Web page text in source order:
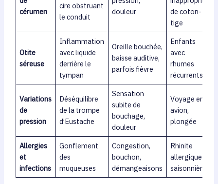
cérumen
cire obstruant
le conduit
douleur
de coton-
tige
Otite
séreuse
Inflammation
avec liquide
derrière le
tympan
Oreille bouchée,
baisse auditive,
parfois fièvre
Enfants
avec
rhumes
récurrents
Variations
de
pression
Déséquilibre
de la trompe
d’Eustache
Sensation
subite de
bouchage,
douleur
Voyage en
avion,
plongée
Allergies
et
infections
Gonflement
des
muqueuses
Congestion,
bouchon,
démangeaisons
Rhinite
allergique
saisonnière